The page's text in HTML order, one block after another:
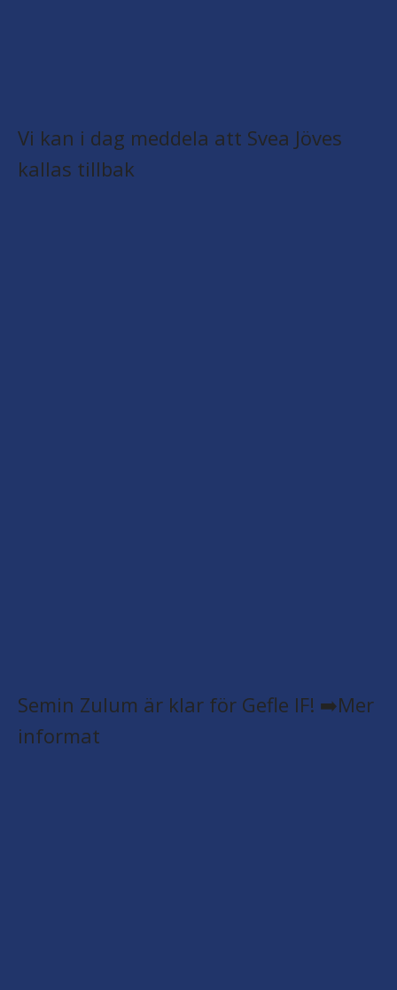
Vi kan i dag meddela att Svea Jöves
kallas tillbak
Semin Zulum är klar för Gefle IF! ➡️Mer
informat